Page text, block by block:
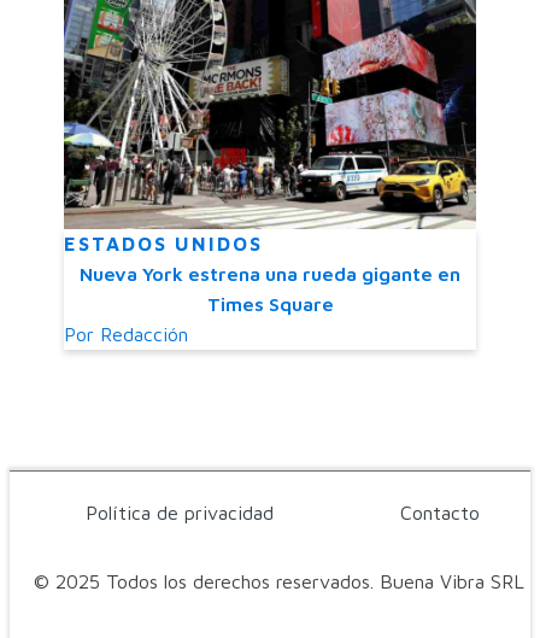
ESTADOS UNIDOS
Nueva York estrena una rueda gigante en
Times Square
Por Redacción
© 2025 Todos los derechos reservados. Buena Vibra SRL
Política de privacidad Contacto